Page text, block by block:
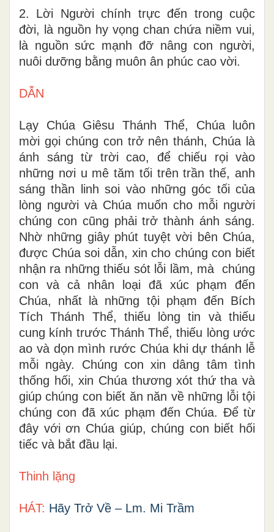
2. Lời Người chính trực đến trong cuộc
đời, là nguồn hy vọng chan chứa niềm vui,
là nguồn sức mạnh đỡ nâng con người,
nuôi dưỡng bằng muôn ân phúc cao vời.
DẪN
Lạy Chúa Giêsu Thánh Thể, Chúa luôn
mời gọi chúng con trở nên thánh, Chúa là
ánh sáng từ trời cao, để chiếu rọi vào
những nơi u mê tăm tối trên trần thế, anh
sáng thần linh soi vào những góc tối của
lòng người và Chúa muốn cho mỗi người
chúng con cũng phải trở thành ánh sáng.
Nhờ những giây phút tuyệt vời bên Chúa,
được Chúa soi dẫn, xin cho chúng con biết
nhận ra những thiếu sót lỗi lầm, mà chúng
con và cả nhân loại đã xúc phạm đến
Chúa, nhất là những tội phạm đến Bích
Tích Thánh Thể, thiếu lòng tin và thiếu
cung kính trước Thánh Thể, thiếu lòng ước
ao và dọn mình rước Chúa khi dự thánh lễ
mỗi ngày. Chúng con xin dâng tâm tình
thống hối, xin Chúa thương xót thứ tha và
giúp chúng con biết ăn năn về những lỗi tội
chúng con đã xúc phạm đến Chúa. Để từ
đây với ơn Chúa giúp, chúng con biết hối
tiếc và bắt đầu lại.
Thinh lặng
HÁT: Hãy Trở Về – Lm. Mi Trầm